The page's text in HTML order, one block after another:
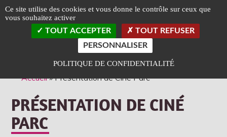
Classé Art et Essai
Label Jeune Public
Accueil»Présentation de Ciné Parc
PRÉSENTATION DE CINÉ
PARC
Panneau de gestion des cookies
Ce site utilise des cookies et vous donne le contrôle sur ceux que
vous souhaitez activer
TOUT ACCEPTER
TOUT REFUSER
PERSONNALISER
POLITIQUE DE CONFIDENTIALITÉ